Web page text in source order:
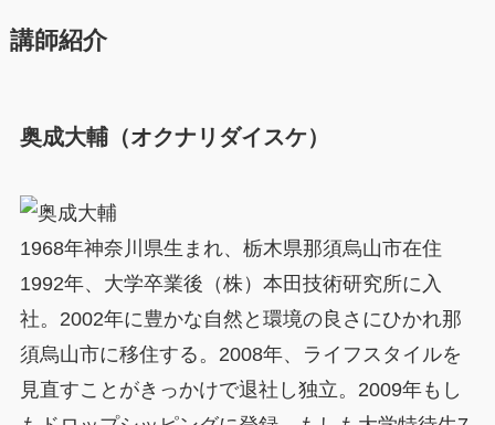
講師紹介
奥成大輔（オクナリダイスケ）
1968年神奈川県生まれ、栃木県那須烏山市在住
1992年、大学卒業後（株）本田技術研究所に入
社。2002年に豊かな自然と環境の良さにひかれ那
須烏山市に移住する。2008年、ライフスタイルを
見直すことがきっかけで退社し独立。2009年もし